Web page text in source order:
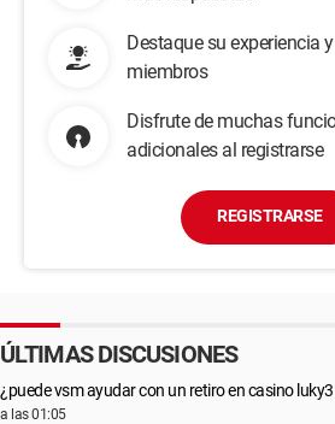
Destaque su experiencia
miembros
Disfrute de muchas
adicionales al registrarse
REGISTRARSE
ÚLTIMAS DISCUSIONES
¿puede vsm ayudar con un retiro en casino
a las 01:05